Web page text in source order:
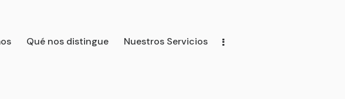
Qué nos distingue Nuestros Servicios